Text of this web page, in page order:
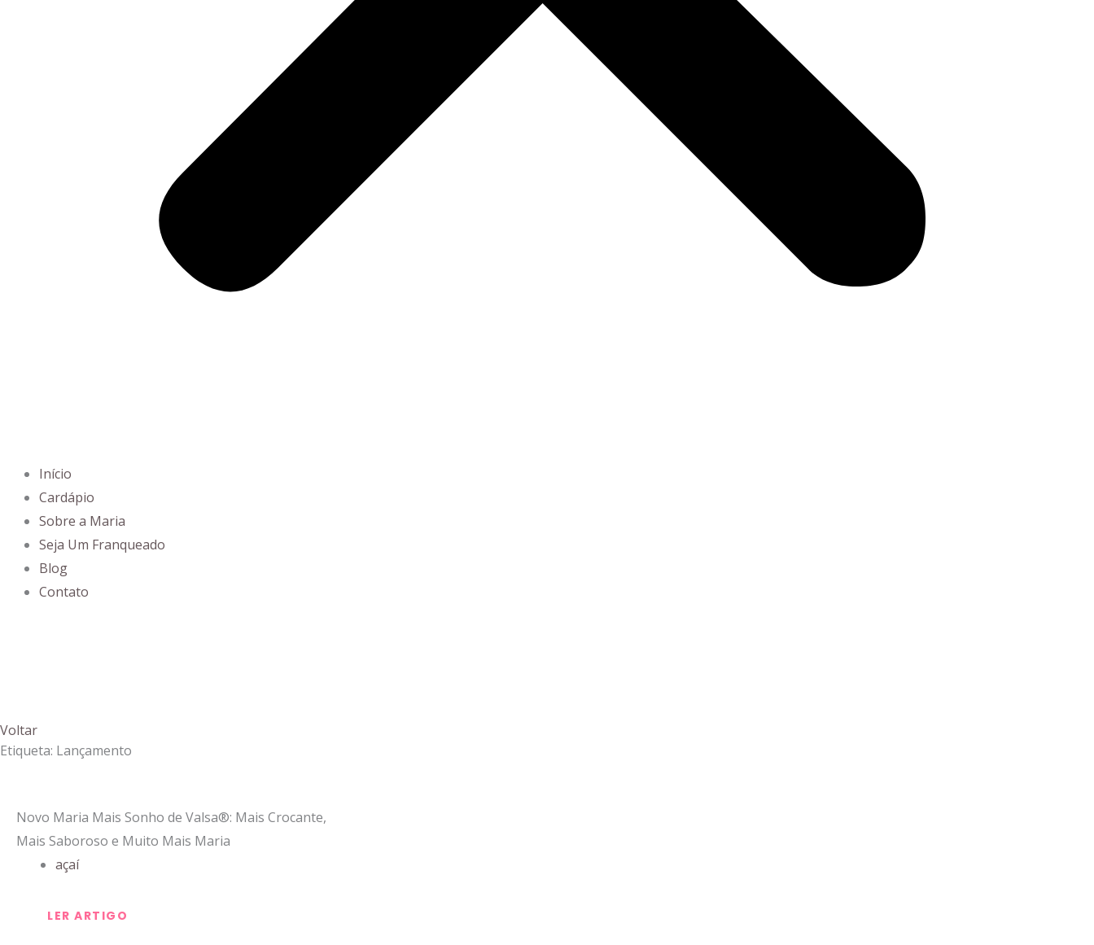
Início
Cardápio
Sobre a Maria
Seja Um Franqueado
Blog
Contato
Voltar
Etiqueta: Lançamento
Novo Maria Mais Sonho de Valsa®: Mais Crocante,
Mais Saboroso e Muito Mais Maria
açaí
LER ARTIGO